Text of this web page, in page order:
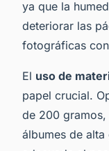
ya que la
deteriorar las
fotográficas
El uso de
papel crucial.
de 200 gramos,
álbumes de alta